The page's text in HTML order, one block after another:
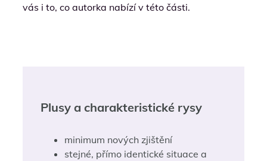
vás i to, co autorka nabízí v této části.
Plusy a charakteristické rysy
minimum nových zjištění
stejné, přímo identické situace a